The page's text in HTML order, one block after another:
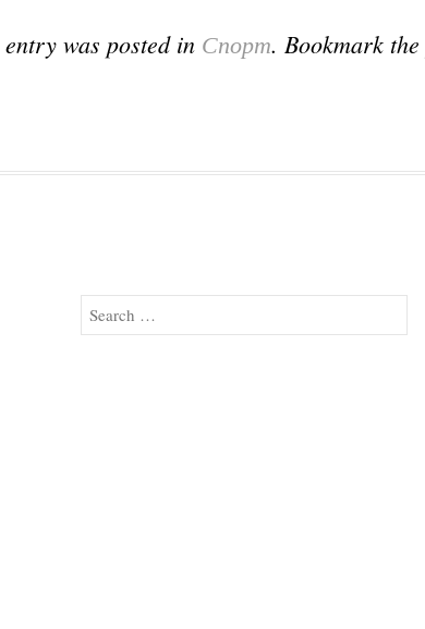
was posted in Спорт. Bookmark the
Search